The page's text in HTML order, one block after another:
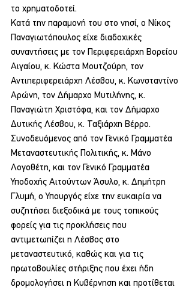
το χρηματοδοτεί.
Κατά την παραμονή του στο νησί, ο Νίκος
Παναγιωτόπουλος είχε διαδοχικές
συναντήσεις με τον Περιφερειάρχη Βορείου
Αιγαίου, κ. Κώστα Μουτζούρη, τον
Αντιπεριφερειάρχη Λέσβου, κ. Κωνσταντίνο
Αρώνη, τον Δήμαρχο Μυτιλήνης, κ.
Παναγιώτη Χριστόφα, και τον Δήμαρχο
Δυτικής Λέσβου, κ. Ταξιάρχη Βέρρο.
Συνοδευόμενος από τον Γενικό Γραμματέα
Μεταναστευτικής Πολιτικής, κ. Μάνο
Λογοθέτη, και τον Γενικό Γραμματέα
Υποδοχής Αιτούντων Άσυλο, κ. Δημήτρη
Γλυμή, ο Υπουργός είχε την ευκαιρία να
συζητήσει διεξοδικά με τους τοπικούς
φορείς για τις προκλήσεις που
αντιμετωπίζει η Λέσβος στο
μεταναστευτικό, καθώς και για τις
πρωτοβουλίες στήριξης που έχει ήδη
δρομολογήσει η Κυβέρνηση και προτίθεται